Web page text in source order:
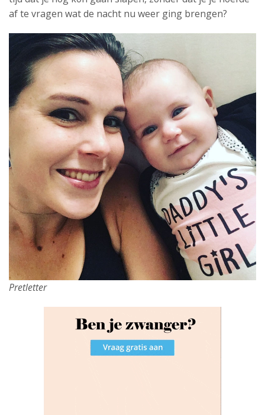
af te vragen wat de nacht nu weer ging brengen?
Pretletter